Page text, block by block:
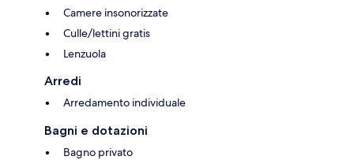
Camere insonorizzate
Culle/lettini gratis
Lenzuola
Arredi
Arredamento individuale
Bagni e dotazioni
Bagno privato